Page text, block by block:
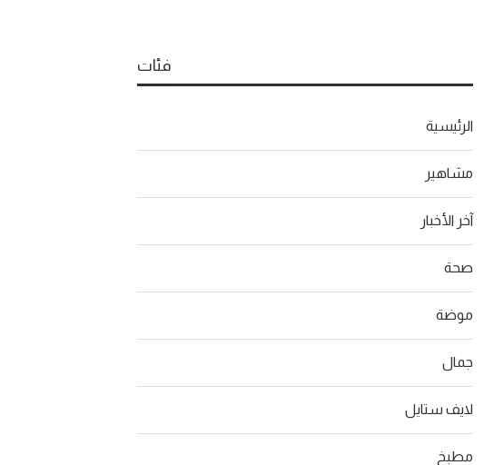
فئات
الرئيسية
مشاهير
آخر الأخبار
صحة
موضة
جمال
لايف ستايل
مطبخ